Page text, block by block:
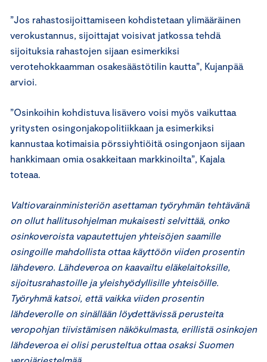
”Jos rahastosijoittamiseen kohdistetaan ylimääräinen
verokustannus, sijoittajat voisivat jatkossa tehdä
sijoituksia rahastojen sijaan esimerkiksi
verotehokkaamman osakesäästötilin kautta”, Kujanpää
arvioi.
”Osinkoihin kohdistuva lisävero voisi myös vaikuttaa
yritysten osingonjakopolitiikkaan ja esimerkiksi
kannustaa kotimaisia pörssiyhtiöitä osingonjaon sijaan
hankkimaan omia osakkeitaan markkinoilta”, Kajala
toteaa.
Valtiovarainministeriön asettaman työryhmän tehtävänä
on ollut hallitusohjelman mukaisesti selvittää, onko
osinkoveroista vapautettujen yhteisöjen saamille
osingoille mahdollista ottaa käyttöön viiden prosentin
lähdevero. Lähdeveroa on kaavailtu eläkelaitoksille,
sijoitusrahastoille ja yleishyödyllisille yhteisöille.
Työryhmä katsoi, että vaikka viiden prosentin
lähdeverolle on sinällään löydettävissä perusteita
veropohjan tiivistämisen näkökulmasta, erillistä osinkojen
lähdeveroa ei olisi perusteltua ottaa osaksi Suomen